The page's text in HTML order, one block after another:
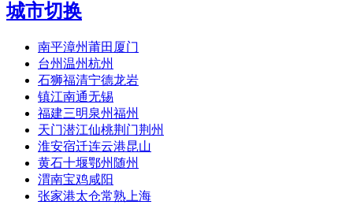
城市切换
南平漳州莆田厦门
台州温州杭州
石狮福清宁德龙岩
镇江南通无锡
福建三明泉州福州
天门潜江仙桃荆门荆州
淮安宿迁连云港昆山
黄石十堰鄂州随州
渭南宝鸡咸阳
张家港太仓常熟上海